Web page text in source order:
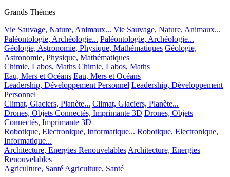
Grands Thèmes
Vie Sauvage, Nature, Animaux... Vie Sauvage, Nature, Animaux...
Paléontologie, Archéologie... Paléontologie, Archéologie...
Géologie, Astronomie, Physique, Mathématiques Géologie,
Astronomie, Physique, Mathématiques
Chimie, Labos, Maths Chimie, Labos, Maths
Eau, Mers et Océans Eau, Mers et Océans
Leadership, Développement Personnel Leadership, Développement
Personnel
Climat, Glaciers, Planète... Climat, Glaciers, Planète...
Drones, Objets Connectés, Imprimante 3D Drones, Objets
Connectés, Imprimante 3D
Robotique, Electronique, Informatique... Robotique, Electronique,
Informatique...
Architecture, Energies RenouvelablesArchitecture, Energies
Renouvelables
Agriculture, SantéAgriculture, Santé